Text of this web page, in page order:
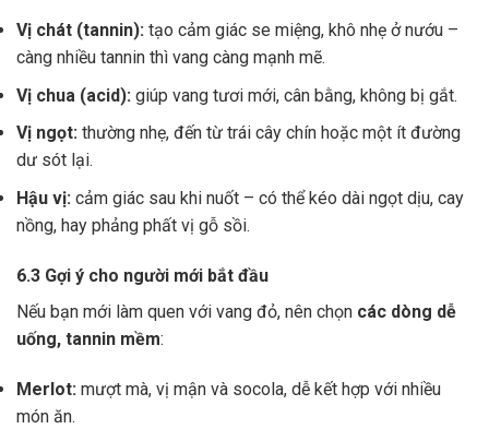
Vị chát (tannin): tạo cảm giác se miệng, khô nhẹ ở nướu –
càng nhiều tannin thì vang càng mạnh mẽ.
Vị chua (acid): giúp vang tươi mới, cân bằng, không bị gắt.
Vị ngọt: thường nhẹ, đến từ trái cây chín hoặc một ít đường
dư sót lại.
Hậu vị: cảm giác sau khi nuốt – có thể kéo dài ngọt dịu, cay
nồng, hay phảng phất vị gỗ sồi.
6.3 Gợi ý cho người mới bắt đầu
Nếu bạn mới làm quen với vang đỏ, nên chọn các dòng dễ
uống, tannin mềm:
Merlot: mượt mà, vị mận và socola, dễ kết hợp với nhiều
món ăn.